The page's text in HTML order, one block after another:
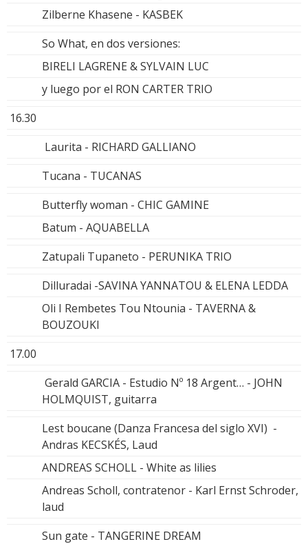
Zilberne Khasene - KASBEK
So What, en dos versiones:
BIRELI LAGRENE & SYLVAIN LUC
y luego por el RON CARTER TRIO
16.30
Laurita - RICHARD GALLIANO
Tucana - TUCANAS
Butterfly woman - CHIC GAMINE
Batum - AQUABELLA
Zatupali Tupaneto - PERUNIKA TRIO
Dilluradai -SAVINA YANNATOU & ELENA LEDDA
Oli I Rembetes Tou Ntounia - TAVERNA &
BOUZOUKI
17.00
Gerald GARCIA - Estudio Nº 18 Argent… - JOHN
HOLMQUIST, guitarra
Lest boucane (Danza Francesa del siglo XVI) -
Andras KECSKÉS, Laud
ANDREAS SCHOLL - White as lilies
Andreas Scholl, contratenor - Karl Ernst Schroder,
laud
Sun gate - TANGERINE DREAM